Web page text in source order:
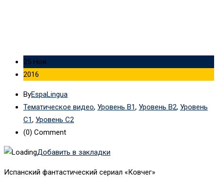
25 Ноя
2016
ByEspaLingua
Тематическое видео, Уровень B1, Уровень B2, Уровень
C1, Уровень C2
(0) Comment
Добавить в закладки
Испанский фантастический сериал «Ковчег»